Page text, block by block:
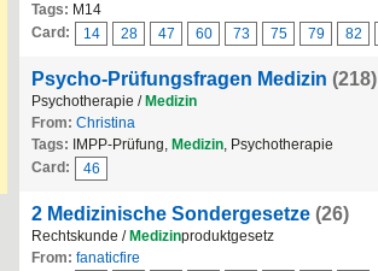
Tags: M14
Card:
14 28 47 60 73 75 79 82
Psycho-Prüfungsfragen Medizin (218)
Psychotherapie / Medizin
From: Christina
Tags:
IMPP-Prüfung, Medizin, Psychotherapie
Card:
46
2 Medizinische Sondergesetze (26)
Rechtskunde / Medizinproduktgesetz
From: fanaticfire